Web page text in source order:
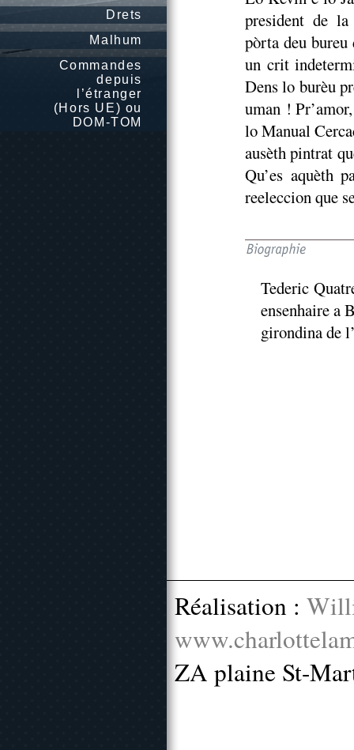
Drets
Malhum
Commandes
depuis
l’étranger
(Hors UE) ou
DOM-TOM
president de la
pòrta deu bureu
un crit
Dens lo burèu
uman !
lo Manual
ausèth pintrat
Qu’es aquèth
reeleccion que
Tederic
ensenhaire a
girondina de
Réalisation :
ZA plaine St-